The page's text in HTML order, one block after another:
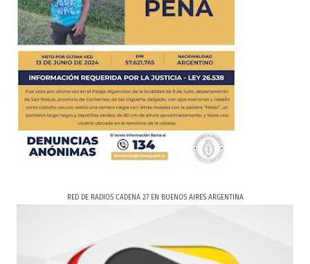
RED DE RADIOS CADENA 27 EN BUENOS AIRES ARGENTINA